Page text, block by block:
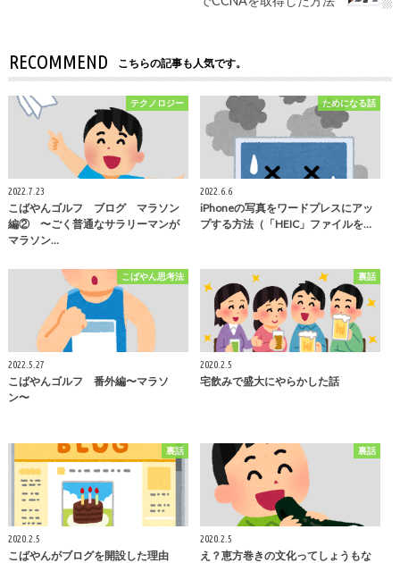
RECOMMEND こちらの記事も人気です。
テクノロジー
2022.7.23
こばやんゴルフ ブログ マラソン
編② 〜ごく普通なサラリーマンが
マラソン…
ためになる話
2022.6.6
iPhoneの写真をワードプレスにアッ
プする方法（「HEIC」ファイルを…
こばやん思考法
2022.5.27
こばやんゴルフ 番外編〜マラソ
ン〜
裏話
2020.2.5
宅飲みで盛大にやらかした話
裏話
2020.2.5
こばやんがブログを開設した理由
裏話
2020.2.5
え？恵方巻きの文化ってしょうもな